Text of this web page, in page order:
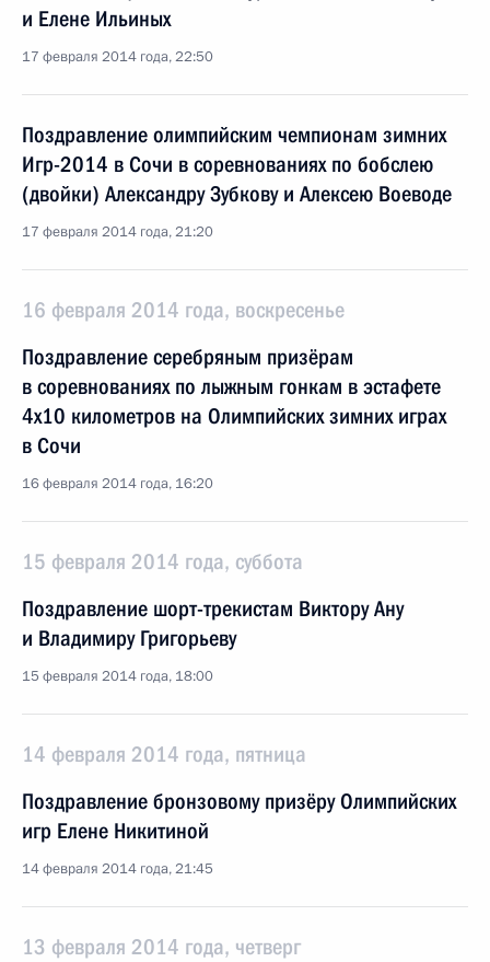
и Елене Ильиных
17 февраля 2014 года, 22:50
Поздравление олимпийским чемпионам зимних
Игр-2014 в Сочи в соревнованиях по бобслею
(двойки) Александру Зубкову и Алексею Воеводе
17 февраля 2014 года, 21:20
16 февраля 2014 года, воскресенье
Поздравление серебряным призёрам
в соревнованиях по лыжным гонкам в эстафете
4х10 километров на Олимпийских зимних играх
в Сочи
16 февраля 2014 года, 16:20
15 февраля 2014 года, суббота
Поздравление шорт-трекистам Виктору Ану
и Владимиру Григорьеву
15 февраля 2014 года, 18:00
14 февраля 2014 года, пятница
Поздравление бронзовому призёру Олимпийских
игр Елене Никитиной
14 февраля 2014 года, 21:45
13 февраля 2014 года, четверг